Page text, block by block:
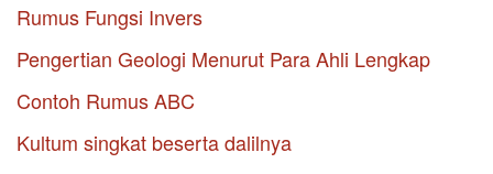
Rumus Fungsi Invers
Pengertian Geologi Menurut Para Ahli Lengkap
Contoh Rumus ABC
Kultum singkat beserta dalilnya